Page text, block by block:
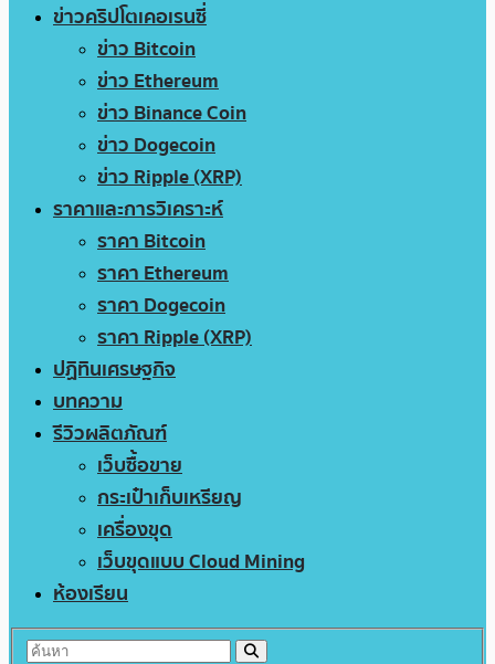
ข่าวคริปโตเคอเรนซี่
ข่าว Bitcoin
ข่าว Ethereum
ข่าว Binance Coin
ข่าว Dogecoin
ข่าว Ripple (XRP)
ราคาและการวิเคราะห์
ราคา Bitcoin
ราคา Ethereum
ราคา Dogecoin
ราคา Ripple (XRP)
ปฏิทินเศรษฐกิจ
บทความ
รีวิวผลิตภัณฑ์
เว็บซื้อขาย
กระเป๋าเก็บเหรียญ
เครื่องขุด
เว็บขุดแบบ Cloud Mining
ห้องเรียน